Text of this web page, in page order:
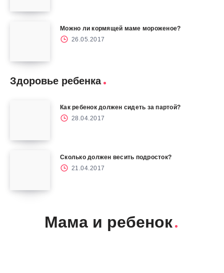
Можно ли кормящей маме мороженое?
26.05.2017
Здоровье ребенка
Как ребенок должен сидеть за партой?
28.04.2017
Сколько должен весить подросток?
21.04.2017
Мама и ребенок